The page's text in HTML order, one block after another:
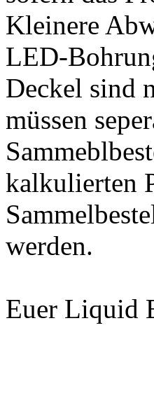
Kleinere
LED-
Deckel sind
müssen
kalkulierten
werden.
Euer Liquid